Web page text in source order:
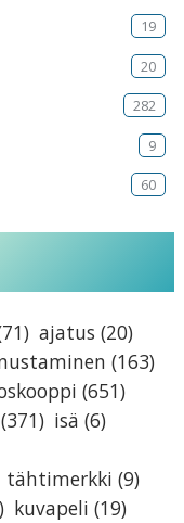
19
20
282
9
60
ajatus (20)
(163)
(651)
(371) isä (6)
tähtimerkki (9)
kuvapeli (19)